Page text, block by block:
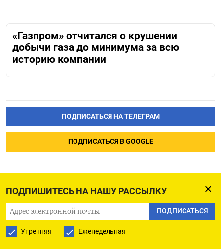
ПОДПИШИТЕСЬ НА НАШУ РАССЫЛКУ
ПОДПИСАТЬСЯ
Утренняя Еженедельная
«Газпром» отчитался о крушении
добычи газа до минимума за всю
историю компании
ПОДПИСАТЬСЯ НА ТЕЛЕГРАМ
ПОДПИСАТЬСЯ В GOOGLE
Цены на газ в Европе
снижаются на фоне